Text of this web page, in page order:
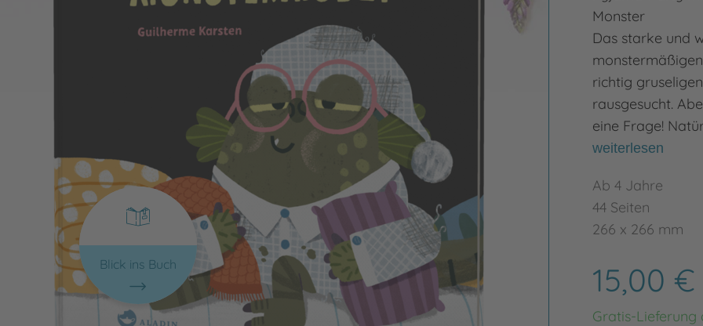
Blick ins Buch
Monster
Das starke und
richtig
rausgesucht.
eine Frage!
weiterlesen
Ab 4 Jahre
44 Seiten
266 x 266 mm
15,00 €
Gratis-Lieferung